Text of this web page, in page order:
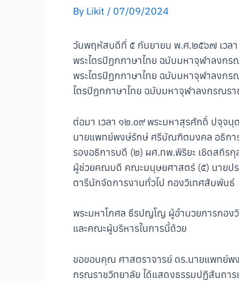
By Likit / 07/09/2024
วันพฤหัสบดีที่ ๕ กันยายน พ.ศ.๒๕๖๗ เวลา
พระไตรปิฏกภาษาไทย ฉบับมหาจุฬาลงก
พระไตรปิฏกภาษาไทย ฉบับมหาจุฬาลงกร
ไตรปิฏกภาษาไทย ฉบับมหาจุฬาลงกรณร
ต่อมา เวลา ๑๒.๐๙ พระมหาสุรศักดิ์ ปจฺจนฺ
นายแพทย์พงษ์รักษ์ ศรีบัณฑิตมงคล อธิการ
รองอธิการบดี (๒) ผศ.ทพ.พิริยะ เชิดสถิ
ผู้ช่วยคณบดี คณะมนุษยศาสตร์ (๕) นายป
ตารีนักจัดการงานทั่วไป กองวิเทศสัมพัน
พระมหาโกศล ธีรปญโญ ผู้อำนวยการกอง
และคณะผู้บริหารในการนี้ด้วย
ขอขอบคุณ ศาสตราจารย์ ดร.นายแพทย์พ
กรณราชวิทยาลัย ได้แสดงธรรมปฏิสันถา